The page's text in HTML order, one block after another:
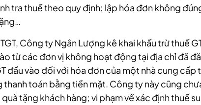
tra thuế theo quy định; lập hóa đơn không
Công ty Ngân Lượng kê khai khấu trừ thuế
từ các đơn vị không hoạt động tại địa chỉ đã
đầu vào đối với hóa đơn của một nhà cung cấp
toán bằng tiền mặt. Công ty này cũng
tặng khách hàng; vi phạm về xác định thuế